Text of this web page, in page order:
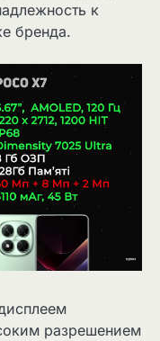
к
бренда.
разрешением